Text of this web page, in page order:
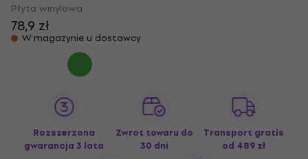
Płyta winylowa
78,9 zł
W magazynie u dostawcy
Rozszerzona
gwarancja 3 lata
Zwrot towaru do
30 dni
Transport gratis
od 489 zł